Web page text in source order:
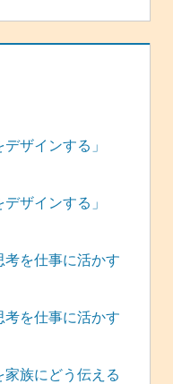
ザインする」
ザインする」
考を仕事に活かす
考を仕事に活かす
家族にどう伝える